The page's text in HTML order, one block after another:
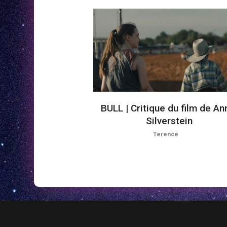
BULL | Critique du film de
Silverstein
Terence